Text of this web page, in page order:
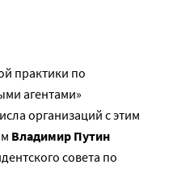
практики по
агентами»
организаций с этим
Владимир Путин
совета по